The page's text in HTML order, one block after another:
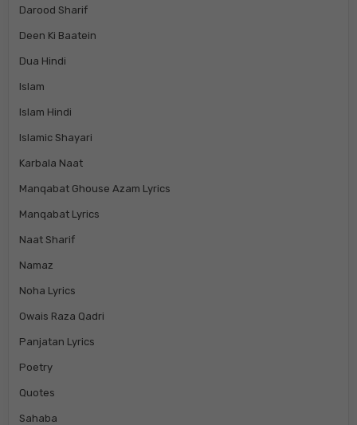
Darood Sharif
Deen Ki Baatein
Dua Hindi
Islam
Islam Hindi
Islamic Shayari
Karbala Naat
Manqabat Ghouse Azam Lyrics
Manqabat Lyrics
Naat Sharif
Namaz
Noha Lyrics
Owais Raza Qadri
Panjatan Lyrics
Poetry
Quotes
Sahaba